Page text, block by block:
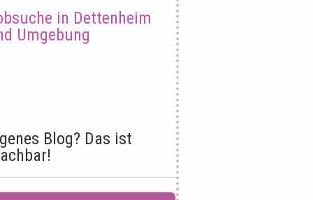
in Dettenheim
Umgebung
Blog? Das ist